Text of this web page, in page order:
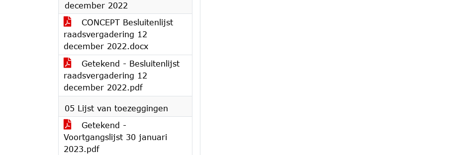
december 2022
CONCEPT Besluitenlijst
raadsvergadering 12
december 2022.docx
Getekend - Besluitenlijst
raadsvergadering 12
december 2022.pdf
05 Lijst van toezeggingen
Getekend -
Voortgangslijst 30 januari
2023.pdf